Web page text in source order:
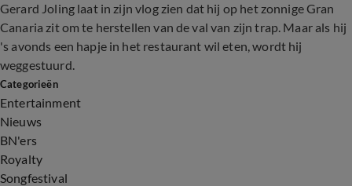
Gerard Joling laat in zijn vlog zien dat hij op het zonnige Gran
Canaria zit om te herstellen van de val van zijn trap. Maar als hij
's avonds een hapje in het restaurant wil eten, wordt hij
weggestuurd.
Categorieën
Entertainment
Nieuws
BN'ers
Royalty
Songfestival